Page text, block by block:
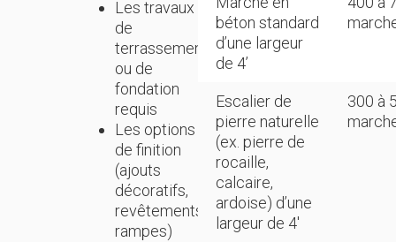
Les travaux
de
terrassement
ou de
fondation
requis
Les options
de finition
(ajouts
décoratifs,
revêtements,
rampes)
béton standard
d’une largeur
de 4’
Escalier de
pierre naturelle
(ex. pierre de
rocaille,
calcaire,
ardoise) d’une
largeur de 4′
300 à